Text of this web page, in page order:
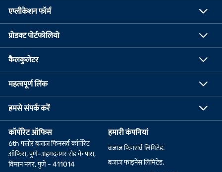
एप्लीकेशन फॉर्म
प्रोडक्ट पोर्टफोलियो
कैलकुलेटर
महत्वपूर्ण लिंक
हमसे संपर्क करें
कॉर्पोरेट ऑफिस
6th फ्लोर बजाज फिनसर्व कॉर्पोरेट
ऑफिस, पुणे-अहमदनगर रोड के पास,
विमान नगर, पुणे - 411014
हमारी कंपनियां
बजाज फिनसर्व लिमिटेड.
बजाज फाइनेंस लिमिटेड.